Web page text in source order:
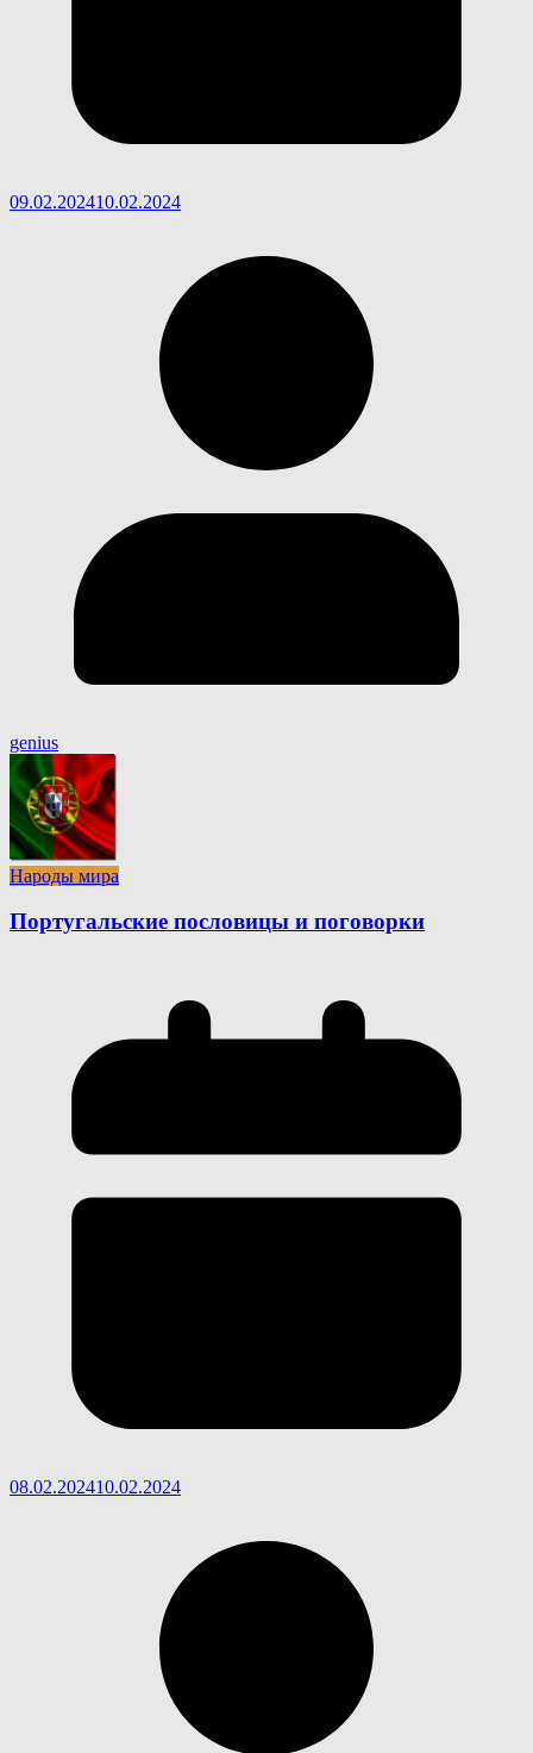
09.02.202410.02.2024
genius
Народы мира
Португальские пословицы и поговорки
08.02.202410.02.2024